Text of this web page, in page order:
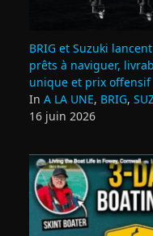
BRIG et Suzuki
prêts à naviguer,
unique et prix offensif
In A LA UNE, BRIG,
16 juin 2026